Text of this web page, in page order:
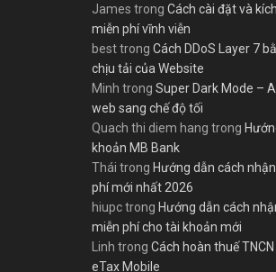
James trong Cách cài đặt và
miễn phí vĩnh viễn
besttrong Cách DDoS Layer 7
chịu tải của Website
Minh trong Super Dark Mode –
web sang chế độ tối
Quach thi diem hang trong
khoản MB Bank
Thái trong Hướng dẫn cách
phí mới nhất 2026
hiupctrong Hướng dẫn cách
miễn phí cho tài khoản mới
Linh trong Cách hoàn thuế
eTax Mobile